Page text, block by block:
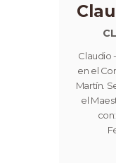
Claudio
en el
Martín.
el